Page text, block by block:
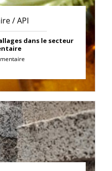
/ API
dans le secteur